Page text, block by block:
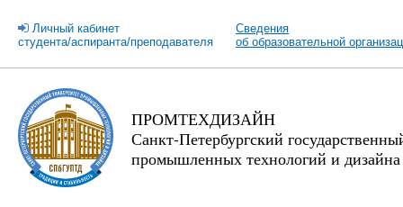
Личный кабинет
студента/аспиранта/преподавателя
Сведения
об образовательной
ПРОМТЕХДИЗАЙН
Санкт-Петербургский
промышленных технологий и дизайна